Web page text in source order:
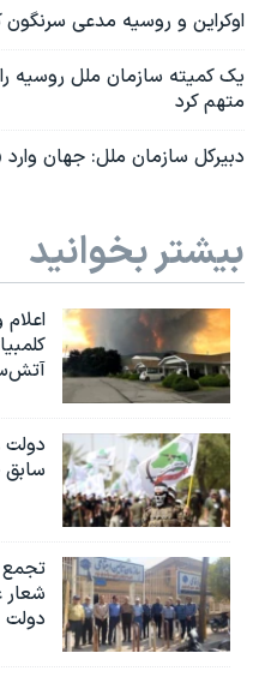
اوکراین و روسیه مدعی
یک کمیته سازمان ملل روسیه
متهم کرد
دبیرکل سازمان ملل: جهان
بیشتر بخوانید
سابق
تجمع
شعار
دولت